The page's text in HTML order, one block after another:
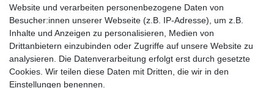
Website und verarbeiten personenbezogene Daten von
Besucher:innen unserer Webseite (z.B. IP-Adresse), um z.B.
Inhalte und Anzeigen zu personalisieren, Medien von
Drittanbietern einzubinden oder Zugriffe auf unsere Website zu
analysieren. Die Datenverarbeitung erfolgt erst durch gesetzte
Cookies. Wir teilen diese Daten mit Dritten, die wir in den
Einstellungen benennen.